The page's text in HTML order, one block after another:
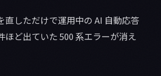
直しただけで運用中の AI 自動応答
ほど出ていた 500 系エラーが消え